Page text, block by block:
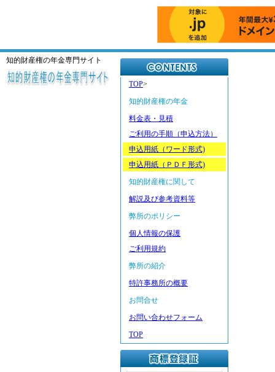
知的財産権の年金専門サイト
TOP>
知的財産権の年金
料金表・見積
ご利用の手順（申込方法）
申込用紙（ワード形式)
申込用紙（ＰＤＦ形式)
知的財産権に関して
解説及び参考資料等
弊所のポリシー
個人情報の保護
ご利用規約
弊所の紹介
特許事務所の概要
お問合せ
お問い合わせフォーム
TOP